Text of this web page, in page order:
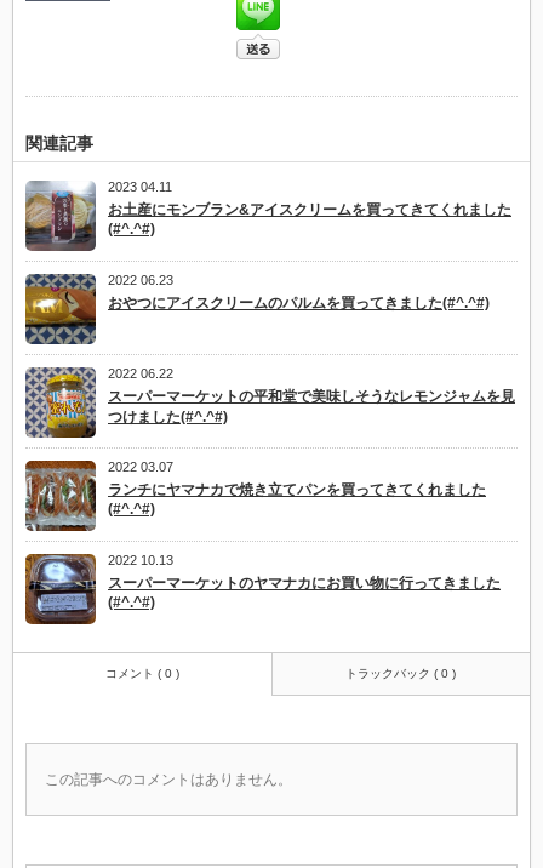
関連記事
2023 04.11
お土産にモンブラン&アイスクリームを買ってきてくれました
(#^.^#)
2022 06.23
おやつにアイスクリームのパルムを買ってきました(#^.^#)
2022 06.22
スーパーマーケットの平和堂で美味しそうなレモンジャムを見
つけました(#^.^#)
2022 03.07
ランチにヤマナカで焼き立てパンを買ってきてくれました
(#^.^#)
2022 10.13
スーパーマーケットのヤマナカにお買い物に行ってきました
(#^.^#)
コメント ( 0 ) トラックバック ( 0 )
この記事へのコメントはありません。